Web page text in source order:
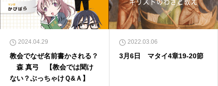
2024.04.29
教会でなぜ名前書かされる？
森 真弓 【教会では聞け
ない？ぶっちゃけＱ&Ａ】
2022.03.06
3月6日 マタイ4章19-20節